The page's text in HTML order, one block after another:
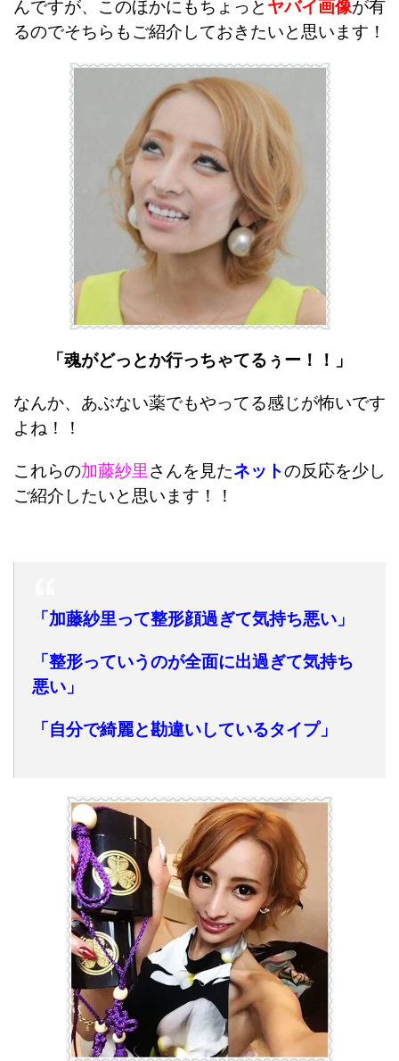
んですが、このほかにもちょっと ヤバイ画像が有
るのでそちらもご紹介しておきたいと思います！
「魂がどっとか行っちゃてるぅー！！」
なんか、あぶない薬でもやってる感じが怖いです
よね！！
これらの加藤紗里さんを見たネットの反応を少し
ご紹介したいと思います！！
「加藤紗里って整形顔過ぎて気持ち悪い」
「整形っていうのが全面に出過ぎて気持ち
悪い」
「自分で綺麗と勘違いしているタイプ」